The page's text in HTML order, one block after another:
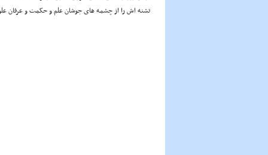
تشنه اش را از چشمه هاى جوشان علم و حکمت و عرفان